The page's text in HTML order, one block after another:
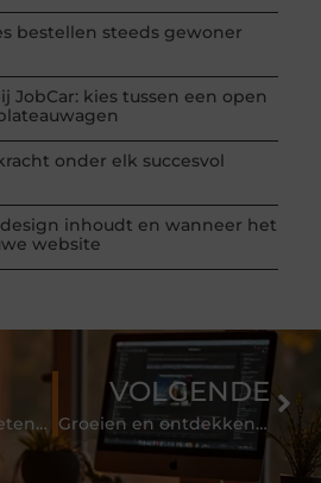
bestellen steeds gewoner
JobCar: kies tussen een open
onder elk succesvol
inhoudt en wanneer het
website
Wat bedrijven moeten weten over het kiezen van de juiste beveiliging voor hun evenementen
VOLGENDE
Groeien en ontdekken bij kinderopvang in Doesburg